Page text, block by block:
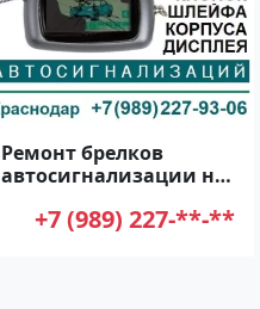
Ремонт брелков
автосигнализации на
+7 (989) 227-**-**